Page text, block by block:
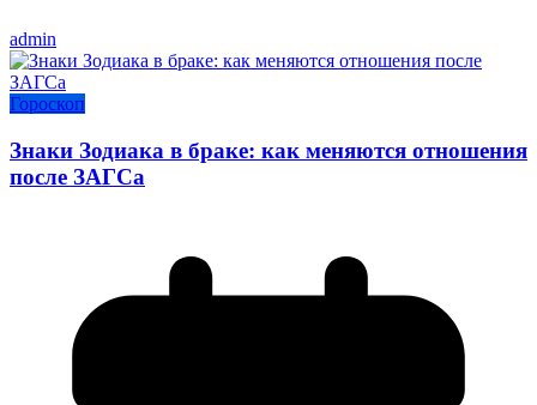
admin
Гороскоп
Знаки Зодиака в браке: как меняются отношения
после ЗАГСа